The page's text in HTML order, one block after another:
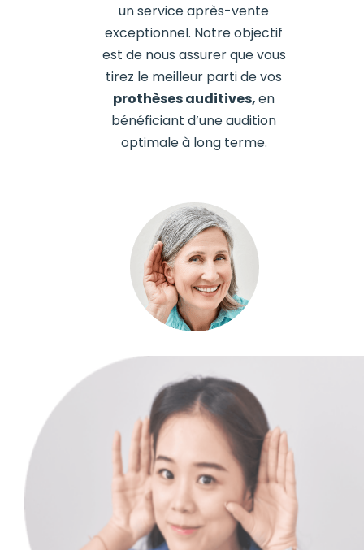
un service après-vente
exceptionnel. Notre objectif
est de nous assurer que vous
tirez le meilleur parti de vos
prothèses auditives,en
bénéficiant d’une audition
optimale à long terme.